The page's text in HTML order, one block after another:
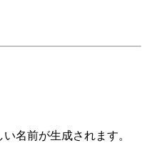
名前が生成されます。